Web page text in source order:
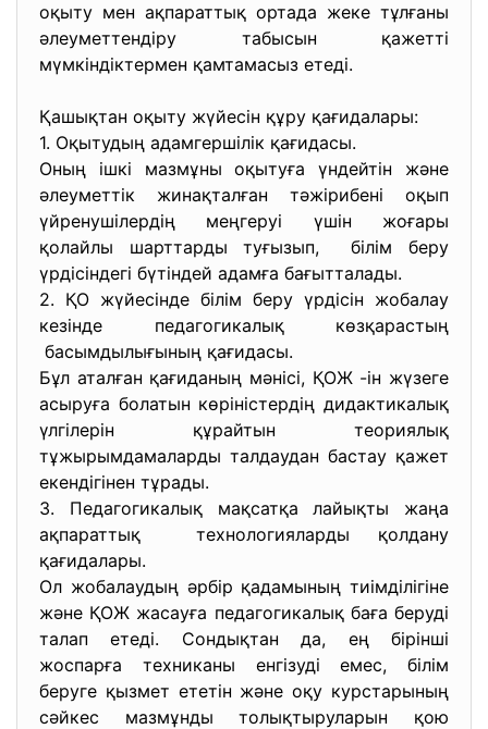
оқыту мен ақпараттық ортада жеке тұлғаны
әлеуметтендіру табысын қажетті
мүмкіндіктермен қамтамасыз етеді.
Қашықтан оқыту жүйесін құру қағидалары:
1. Оқытудың адамгершілік қағидасы.
Оның ішкі мазмұны оқытуға үндейтін және
әлеуметтік жинақталған тәжірибені оқып
үйренушілердің меңгеруі үшін жоғары
қолайлы шарттарды туғызып, білім беру
үрдісіндегі бүтіндей адамға бағытталады.
2. ҚО жүйесінде білім беру үрдісін жобалау
кезінде педагогикалық көзқарастың
басымдылығының қағидасы.
Бұл аталған қағиданың мәнісі, ҚОЖ -ін жүзеге
асыруға болатын көріністердің дидактикалық
үлгілерін құрайтын теориялық
тұжырымдамаларды талдаудан бастау қажет
екендігінен тұрады.
3. Педагогикалық мақсатқа лайықты жаңа
ақпараттық технологияларды қолдану
қағидалары.
Ол жобалаудың әрбір қадамының тиімділігіне
және ҚОЖ жасауға педагогикалық баға беруді
талап етеді. Сондықтан да, ең бірінші
жоспарға техниканы енгізуді емес, білім
беруге қызмет ететін және оқу курстарының
сәйкес мазмұнды толықтыруларын қою